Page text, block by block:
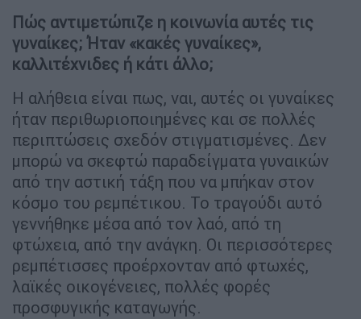
Πώς αντιμετώπιζε η κοινωνία αυτές τις
γυναίκες; Ήταν «κακές γυναίκες»,
καλλιτέχνιδες ή κάτι άλλο;
Η αλήθεια είναι πως, ναι, αυτές οι γυναίκες
ήταν περιθωριοποιημένες και σε πολλές
περιπτώσεις σχεδόν στιγματισμένες. Δεν
μπορώ να σκεφτώ παραδείγματα γυναικών
από την αστική τάξη που να μπήκαν στον
κόσμο του ρεμπέτικου. Το τραγούδι αυτό
γεννήθηκε μέσα από τον λαό, από τη
φτώχεια, από την ανάγκη. Οι περισσότερες
ρεμπέτισσες προέρχονταν από φτωχές,
λαϊκές οικογένειες, πολλές φορές
προσφυγικής καταγωγής.